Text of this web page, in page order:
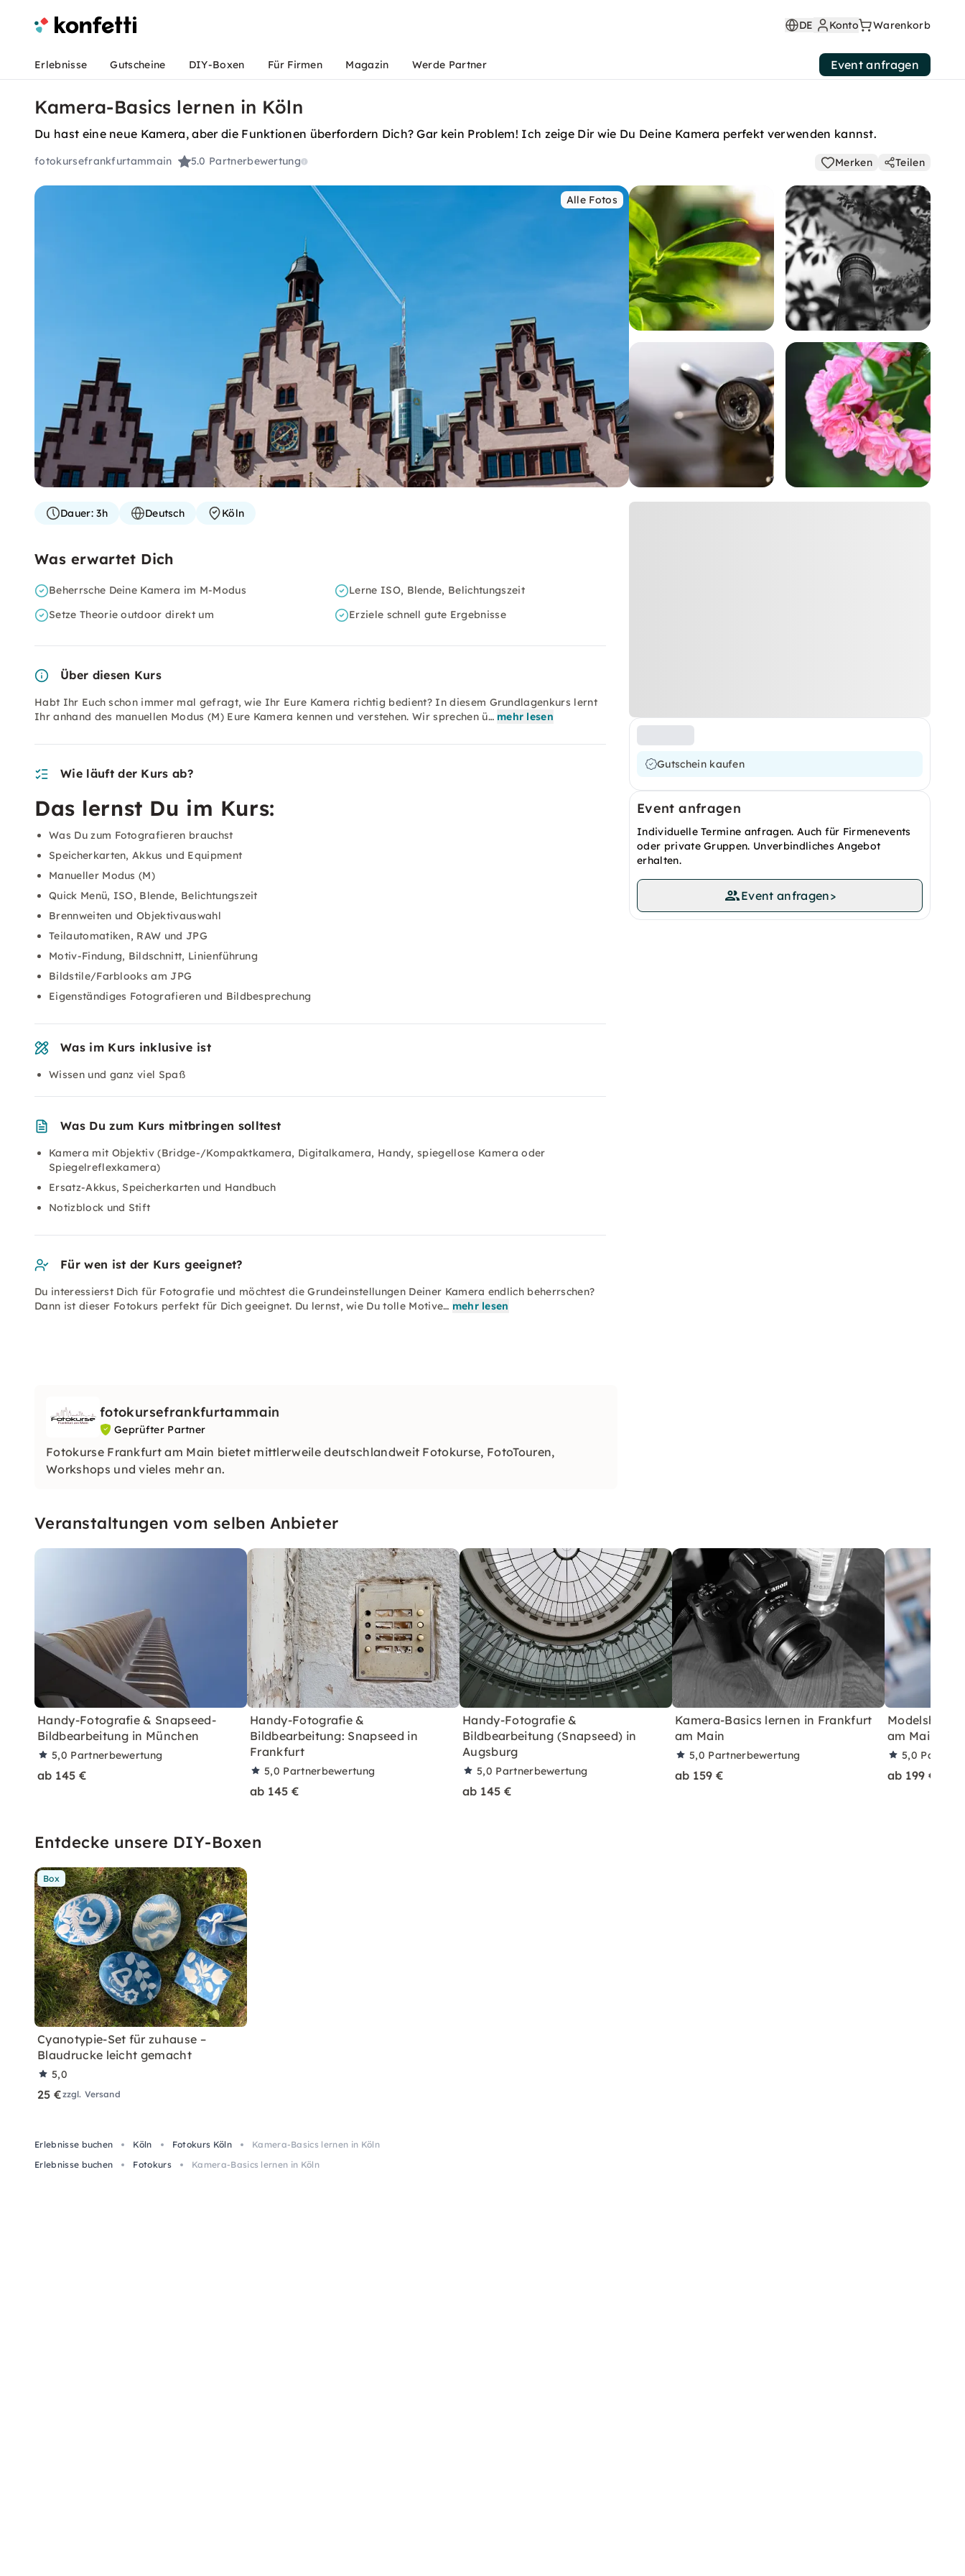
DE Konto Warenkorb
Erlebnisse Gutscheine DIY-Boxen Für Firmen Magazin Werde Partner Event anfragen
Kamera-Basics lernen in Köln
Du hast eine neue Kamera, aber die Funktionen überfordern Dich? Gar kein Problem! Ich zeige Dir wie Du Deine Kamera perfekt verwenden kannst.
fotokursefrankfurtammain 5.0 Partnerbewertung Merken Teilen
Alle Fotos
Gutschein kaufen
Event anfragen
Individuelle Termine anfragen. Auch für Firmenevents
oder private Gruppen. Unverbindliches Angebot
erhalten.
Event anfragen>
Dauer:3h Deutsch Köln
Was erwartet Dich
Beherrsche Deine Kamera im M-Modus
Lerne ISO, Blende, Belichtungszeit
Setze Theorie outdoor direkt um
Erziele schnell gute Ergebnisse
Über diesen Kurs
Habt Ihr Euch schon immer mal gefragt, wie Ihr Eure Kamera richtig bedient? In diesem Grundlagenkurs lernt
Ihr anhand des manuellen Modus (M) Eure Kamera kennen und verstehen. Wir sprechen ü… mehr lesen
Wie läuft der Kurs ab?
Das lernst Du im Kurs:
Was Du zum Fotografieren brauchst
Speicherkarten, Akkus und Equipment
Manueller Modus (M)
Quick Menü, ISO, Blende, Belichtungszeit
Brennweiten und Objektivauswahl
Teilautomatiken, RAW und JPG
Motiv-Findung, Bildschnitt, Linienführung
Bildstile/Farblooks am JPG
Eigenständiges Fotografieren und Bildbesprechung
Was im Kurs inklusive ist
Wissen und ganz viel Spaß
Was Du zum Kurs mitbringen solltest
Kamera mit Objektiv (Bridge-/Kompaktkamera, Digitalkamera, Handy, spiegellose Kamera oder
Spiegelreflexkamera)
Ersatz-Akkus, Speicherkarten und Handbuch
Notizblock und Stift
Für wen ist der Kurs geeignet?
Du interessierst Dich für Fotografie und möchtest die Grundeinstellungen Deiner Kamera endlich beherrschen?
Dann ist dieser Fotokurs perfekt für Dich geeignet. Du lernst, wie Du tolle Motive… mehr lesen
fotokursefrankfurtammain
Geprüfter Partner
Fotokurse Frankfurt am Main bietet mittlerweile deutschlandweit Fotokurse, FotoTouren,
Workshops und vieles mehr an.
Veranstaltungen vom selben Anbieter
Handy-Fotografie & Snapseed-
Bildbearbeitung in München
5,0 Partnerbewertung
ab 145 €
Handy-Fotografie &
Bildbearbeitung: Snapseed in
Frankfurt
5,0 Partnerbewertung
ab 145 €
Handy-Fotografie &
Bildbearbeitung (Snapseed) in
Augsburg
5,0 Partnerbewertung
ab 145 €
Kamera-Basics lernen in Frankfurt
am Main
5,0 Partnerbewertung
ab 159 €
am Main
5,0
ab 199 €
Entdecke unsere DIY-Boxen
Box
Cyanotypie-Set für zuhause –
Blaudrucke leicht gemacht
5,0
25 €zzgl. Versand
Erlebnisse buchen Köln Fotokurs Köln
Kamera-Basics lernen in Köln
Erlebnisse buchen
Fotokurs Kamera-Basics lernen in Köln